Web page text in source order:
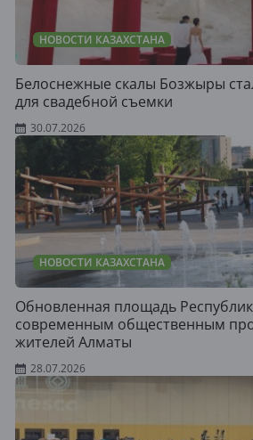
НОВОСТИ КАЗАХСТАНА
Белоснежные скалы Бозжыры
для свадебной съемки
30.07.2026
НОВОСТИ КАЗАХСТАНА
Обновленная площадь
современным общественным
жителей Алматы
28.07.2026